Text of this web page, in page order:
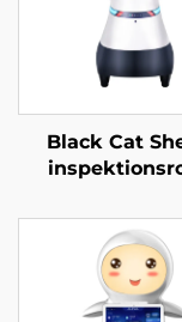
Black Cat